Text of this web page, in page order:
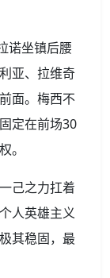
诺坐镇后腰
亚、拉维奇
面。梅西不
定在前场30
。
己之力扛着
人英雄主义
其稳固，最